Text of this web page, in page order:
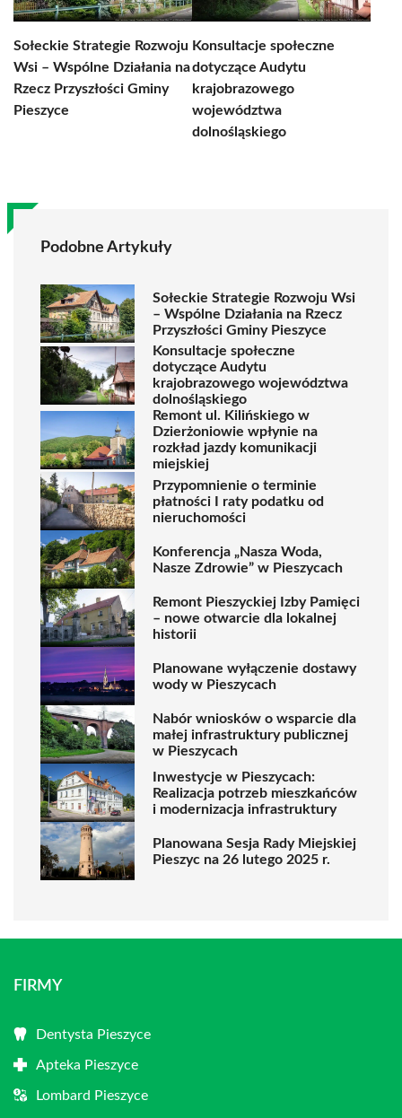
Sołeckie Strategie Rozwoju
Wsi – Wspólne Działania na
Rzecz Przyszłości Gminy
Pieszyce
Konsultacje społeczne
dotyczące Audytu
krajobrazowego
województwa
dolnośląskiego
Podobne Artykuły
Sołeckie Strategie Rozwoju Wsi
– Wspólne Działania na Rzecz
Przyszłości Gminy Pieszyce
Konsultacje społeczne
dotyczące Audytu
krajobrazowego województwa
dolnośląskiego
Remont ul. Kilińskiego w
Dzierżoniowie wpłynie na
rozkład jazdy komunikacji
miejskiej
Przypomnienie o terminie
płatności I raty podatku od
nieruchomości
Konferencja „Nasza Woda,
Nasze Zdrowie” w Pieszycach
Remont Pieszyckiej Izby Pamięci
– nowe otwarcie dla lokalnej
historii
Planowane wyłączenie dostawy
wody w Pieszycach
Nabór wniosków o wsparcie dla
małej infrastruktury publicznej
w Pieszycach
Inwestycje w Pieszycach:
Realizacja potrzeb mieszkańców
i modernizacja infrastruktury
Planowana Sesja Rady Miejskiej
Pieszyc na 26 lutego 2025 r.
FIRMY
Dentysta Pieszyce
Apteka Pieszyce
Lombard Pieszyce